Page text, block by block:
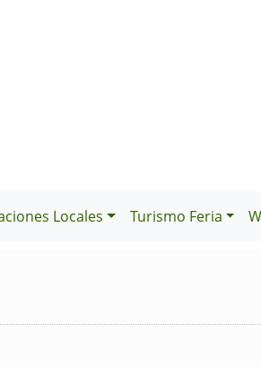
Locales Turismo Feria